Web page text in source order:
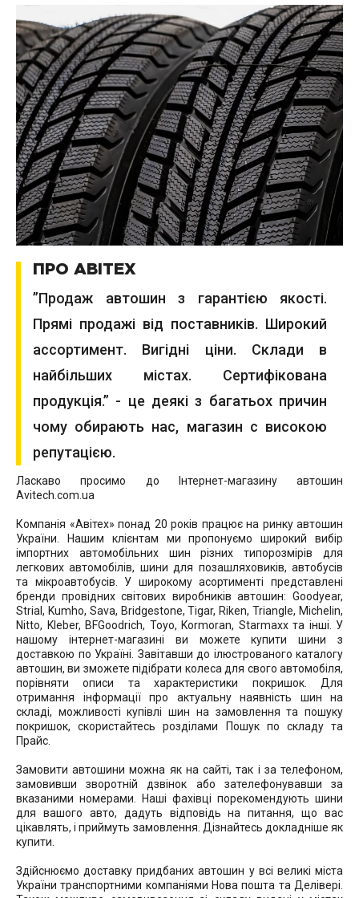
ПРО АВІТЕХ
”Продаж автошин з гарантією якості.
Прямі продажі від поставників. Широкий
ассортимент. Вигідні ціни. Склади в
найбільших містах. Сертифікована
продукція.” - це деякі з багатьох причин
чому обирають нас, магазин с високою
репутацією.
Ласкаво просимо до Інтернет-магазину автошин
Avitech.com.ua
Компанія «Авітех» понад 20 років працює на ринку автошин
України. Нашим клієнтам ми пропонуємо широкий вибір
імпортних автомобільних шин різних типорозмірів для
легкових автомобілів, шини для позашляховиків, автобусів
та мікроавтобусів. У широкому асортименті представлені
бренди провідних світових виробників автошин: Goodyear,
Strial, Kumho, Sava, Bridgestone, Tigar, Riken, Triangle, Michelin,
Nitto, Kleber, BFGoodrich, Toyo, Kormoran, Starmaxx та інші. У
нашому інтернет-магазині ви можете купити шини з
доставкою по Україні. Завітавши до ілюстрованого каталогу
автошин, ви зможете підібрати колеса для свого автомобіля,
порівняти описи та характеристики покришок. Для
отримання інформації про актуальну наявність шин на
складі, можливості купівлі шин на замовлення та пошуку
покришок, скористайтесь розділами Пошук по складу та
Прайс.
Замовити автошини можна як на сайті, так і за телефоном,
замовивши зворотній дзвінок або зателефонувавши за
вказаними номерами. Наші фахівці порекомендують шини
для вашого авто, дадуть відповідь на питання, що вас
цікавлять, і приймуть замовлення. Дізнайтесь докладніше як
купити.
Здійснюємо доставку придбаних автошин у всі великі міста
України транспортними компаніями Нова пошта та Делівері.